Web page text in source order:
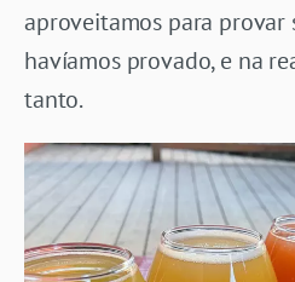
aproveitamos para provar
havíamos provado, e na
tanto.